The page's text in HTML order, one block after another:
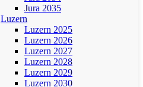
Jura 2035
Luzern
Luzern 2025
Luzern 2026
Luzern 2027
Luzern 2028
Luzern 2029
Luzern 2030